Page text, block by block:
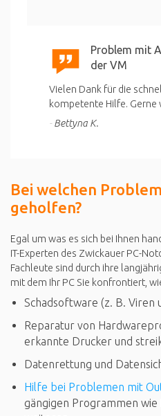
Problem mit
der VM
Vielen Dank für die
kompetente Hilfe. Gerne
Bettyna K.
Bei welchen
geholfen?
Egal um was es sich bei Ihnen
IT-Experten des Zwickauer PC-
Fachleute sind durch ihre
mit dem Ihr PC Sie konfrontiert,
Schadsoftware (z. B. Viren
Reparatur von
erkannte Drucker und
Datenrettung und
Hilfe bei Problemen mit
gängigen Programmen wie